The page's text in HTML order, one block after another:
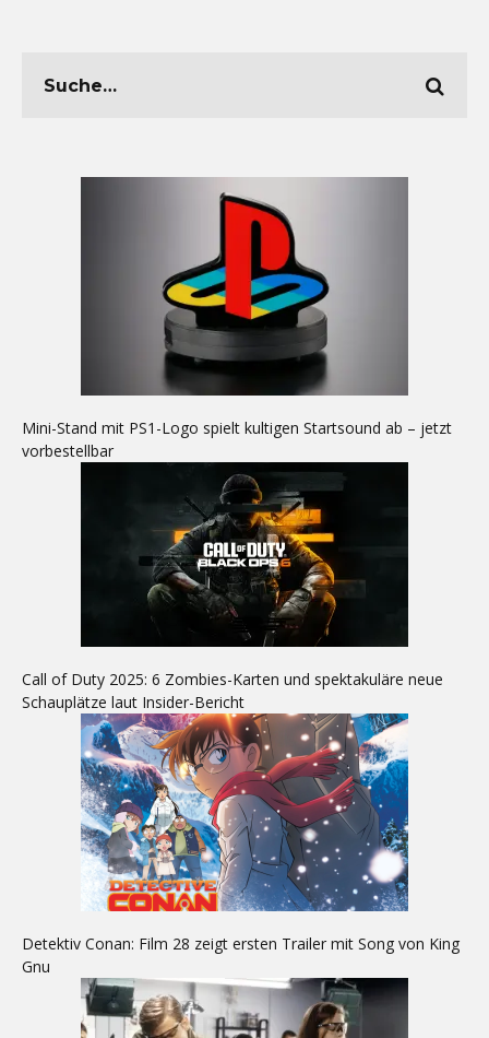
Mini-Stand mit PS1-Logo spielt kultigen Startsound ab – jetzt
vorbestellbar
Call of Duty 2025: 6 Zombies-Karten und spektakuläre neue
Schauplätze laut Insider-Bericht
Detektiv Conan: Film 28 zeigt ersten Trailer mit Song von King
Gnu